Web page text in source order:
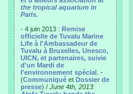
the tropical aquarium in
Paris.
- 4 juin 2013 : Remise
officielle de Tuvalu Marine
Life à l'Ambassadeur de
Tuvalu à Bruxelles, Unesco,
UICN, et partenaires, suivie
d'un Mardi de
l'environnement spécial . -
(Communiqué et Dossier de
presse) / June 4th, 2013: